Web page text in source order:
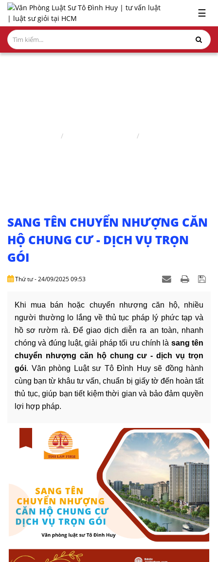
x
GIỚI
THIỆU
DỊCH
VỤ
VĂN
TỤC
LIÊN
HỆ
☰
SANG TÊN CHUYỂN NHƯỢNG CĂN
HỘ CHUNG CƯ - DỊCH VỤ TRỌN
GÓI
Thứ tư - 24/09/2025 09:53
Khi mua bán hoặc chuyển nhượng căn hộ, nhiều
người thường lo lắng về thủ tục pháp lý phức tạp và
hồ sơ rườm rà. Để giao dịch diễn ra an toàn, nhanh
chóng và đúng luật, giải pháp tối ưu chính là sang tên
chuyển nhượng căn hộ chung cư - dịch vụ trọn
gói. Văn phòng Luật sư Tô Đình Huy sẽ đồng hành
cùng bạn từ khâu tư vấn, chuẩn bị giấy tờ đến hoàn tất
thủ tục, giúp bạn tiết kiệm thời gian và bảo đảm quyền
lợi hợp pháp.